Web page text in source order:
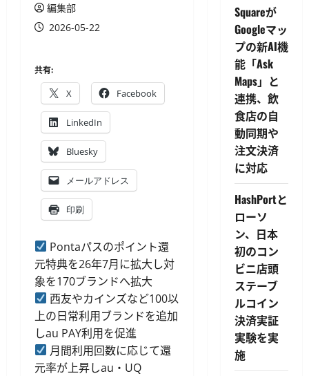
編集部
2026-05-22
共有:
X Facebook
LinkedIn
Bluesky
メールアドレス
印刷
Pontaパスのポイント還
元特典を26年7月に拡大し対
象を170ブランドへ拡大
西友やカインズなど100以
上の日常利用ブランドを追加
しau PAY利用を促進
月間利用回数に応じて還
元率が上昇しau・UQ
Squareが
Googleマッ
プの新AI機
能「Ask
Maps」と
連携、飲
食店の自
動同期や
注文決済
に対応
HashPortと
ローソ
ン、日本
初のコン
ビニ店頭
ステーブ
ルコイン
決済実証
実験を実
施